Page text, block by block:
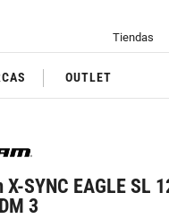
Tiendas
OUTLET
X-SYNC EAGLE SL
3